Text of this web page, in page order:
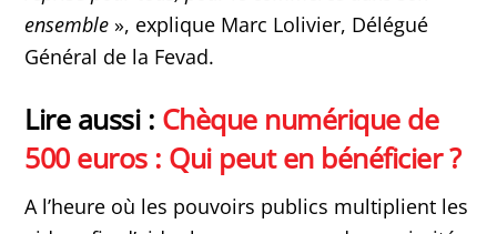
ensemble », explique Marc Lolivier, Délégué
Général de la Fevad.
Lire aussi : Chèque numérique de
500 euros : Qui peut en bénéficier ?
A l’heure où les pouvoirs publics multiplient les